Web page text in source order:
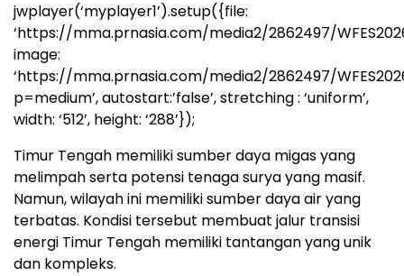
jwplayer(‘myplayer1’).setup({file:
‘https://mma.prnasia.com/media2/2862497/
image:
‘https://mma.prnasia.com/media2/2862497/
p=medium’, autostart:’false’, stretching : ‘uniform’,
width: ‘512’, height: ‘288’});
Timur Tengah memiliki sumber daya migas yang
melimpah serta potensi tenaga surya yang masif.
Namun, wilayah ini memiliki sumber daya air yang
terbatas. Kondisi tersebut membuat jalur transisi
energi Timur Tengah memiliki tantangan yang unik
dan kompleks.